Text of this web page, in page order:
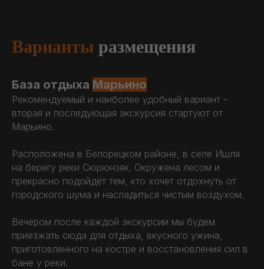
Варианты размещения
База отдыха Марьино
Рекомендуемый и наиболее удобный вариант -
вторая и последующая экскурсия стартуют от
Марьино.
Расположена в Белорецком районе, в селе Ишля
на берегу реки Сюрюнзяк. Окружена лесом и
прекрасно подойдёт тем, кто хочет отдохнуть от
городского шума и насладиться чистым воздухом.
Вечером после каждой экскурсии мы будем
приезжать сюда для отдыха, вкусного ужина,
приготовленного на костре и восстановления сил в
бане у реки.